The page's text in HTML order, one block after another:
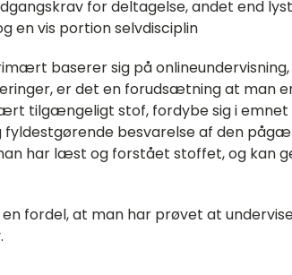
for deltagelse, andet end
en vis portion selvdisciplin
baserer sig på onlineundervisning,
er det en forudsætning at man
tilgængeligt stof, fordybe sig i emnet
fyldestgørende besvarelse af den
har læst og forstået stoffet, og kan
fordel, at man har prøvet at